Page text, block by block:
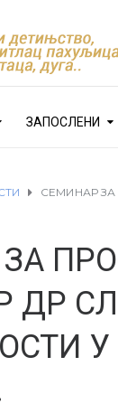
ЗАПОСЛЕНИ
СЕМИНАР
ДР